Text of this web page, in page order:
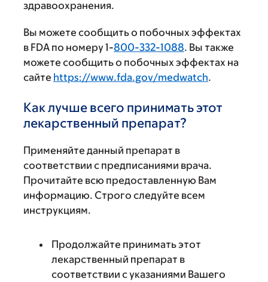
здравоохранения.
Вы можете сообщить о побочных эффектах
в FDA по номеру 1-800-332-1088. Вы также
можете сообщить о побочных эффектах на
сайте https://www.fda.gov/medwatch.
Как лучше всего принимать этот
лекарственный препарат?
Применяйте данный препарат в
соответствии с предписаниями врача.
Прочитайте всю предоставленную Вам
информацию. Строго следуйте всем
инструкциям.
Продолжайте принимать этот
лекарственный препарат в
соответствии с указаниями Вашего